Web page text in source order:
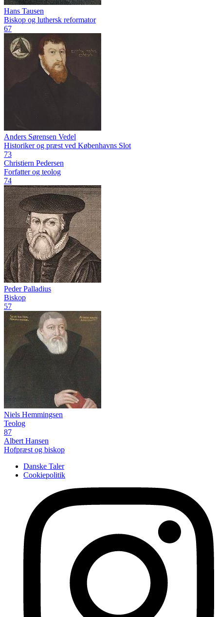
Hans Tausen
Biskop og luthersk reformator
67
Anders Sørensen Vedel
Historiker og præst ved Københavns Slot
73
Christiern Pedersen
Forfatter og teolog
74
Peder Palladius
Biskop
57
Niels Hemmingsen
Teolog
87
Albert Hansen
Hofpræst og biskop
Danske Taler
Cookiepolitik